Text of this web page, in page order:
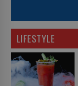
LIFESTYLE